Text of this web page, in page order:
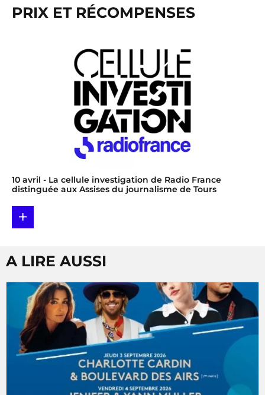
PRIX ET RÉCOMPENSES
10 avril - La cellule investigation de Radio France
distinguée aux Assises du journalisme de Tours
+
A LIRE AUSSI